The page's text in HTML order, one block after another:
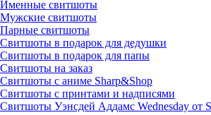
Именные свитшоты
Мужские свитшоты
Парные свитшоты
Свитшоты в подарок для дедушки
Свитшоты в подарок для папы
Свитшоты на заказ
Свитшоты с аниме Sharp&Shop
Свитшоты с принтами и надписями
Свитшоты Уэнсдей Аддамс Wednesday от